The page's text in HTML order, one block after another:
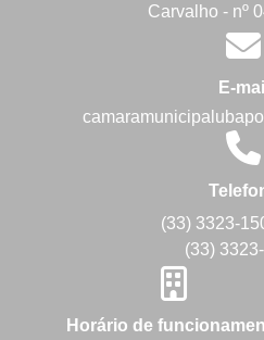
Carvalho - nº
E-mail
(33) 3323-
(33)
Horário de